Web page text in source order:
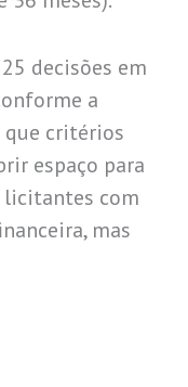
decisões em
a
que critérios
espaço para
com
mas